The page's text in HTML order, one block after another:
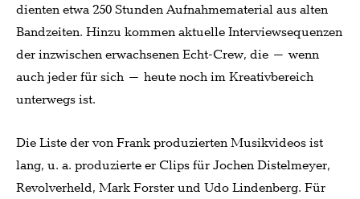
dienten etwa 250 Stunden Aufnahmematerial aus alten
Bandzeiten. Hinzu kommen aktuelle Interviewsequenzen
der inzwischen erwachsenen Echt-Crew, die – wenn
auch jeder für sich – heute noch im Kreativbereich
unterwegs ist.
Die Liste der von Frank produzierten Musikvideos ist
lang, u. a. produzierte er Clips für Jochen Distelmeyer,
Revolverheld, Mark Forster und Udo Lindenberg. Für